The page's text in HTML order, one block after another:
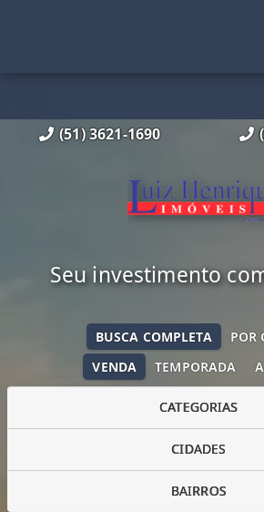
(51) 3621-1690
Seu investimento
VENDA TEMPORADA
BUSCA COMPLETA POR
CATEGORIAS
CIDADES
BAIRROS